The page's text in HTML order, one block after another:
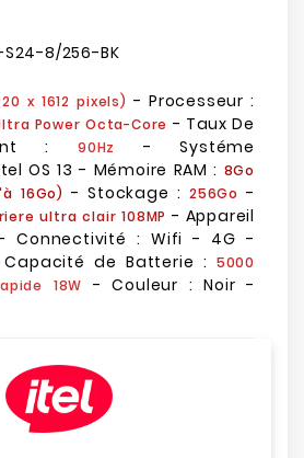
S24-8/256-BK
x 1612 pixels) - Processeur :
Power Octa-Core - Taux De
: 90Hz
- Systéme
OS 13 - Mémoire RAM : 8Go
16Go) - Stockage : 256Go -
ultra clair 108MP - Appareil
Connectivité : Wifi - 4G -
de Batterie : 5000
18W - Couleur : Noir -